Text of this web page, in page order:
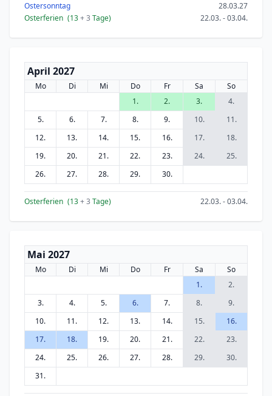
Ostersonntag
28.03.27
Osterferien (13+ 3 Tage) 22.03. - 03.04.
April 2027
Mo Di Mi Do Fr Sa
So
1.
2. 3.
4.
5.
6. 7. 8. 9. 10.
11.
12.
13. 14. 15. 16. 17.
18.
19.
20. 21. 22. 23. 24.
25.
26.
27. 28. 29. 30.
Osterferien (13+ 3 Tage) 22.03. - 03.04.
Mai 2027
Mo Di Mi Do Fr Sa
So
1.
2.
3.
4. 5. 6. 7. 8.
9.
10.
11. 12. 13. 14. 15.
16.
17.
18. 19. 20. 21. 22.
23.
24.
25. 26. 27. 28. 29.
30.
31.